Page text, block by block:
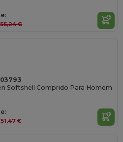
55,24 €
03793
Softshell Comprido Para Homem
51,47 €